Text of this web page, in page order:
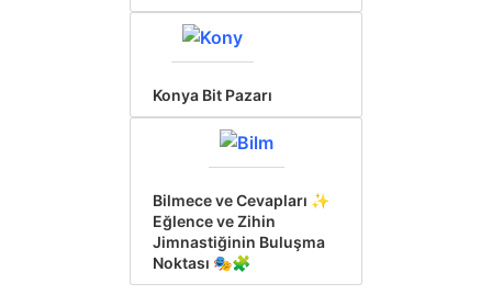
Konya Bit Pazarı
Bilmece ve Cevapları ✨
Eğlence ve Zihin
Jimnastiğinin Buluşma
Noktası 🎭🧩